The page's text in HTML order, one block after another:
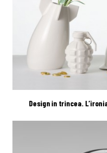
Design in trincea.